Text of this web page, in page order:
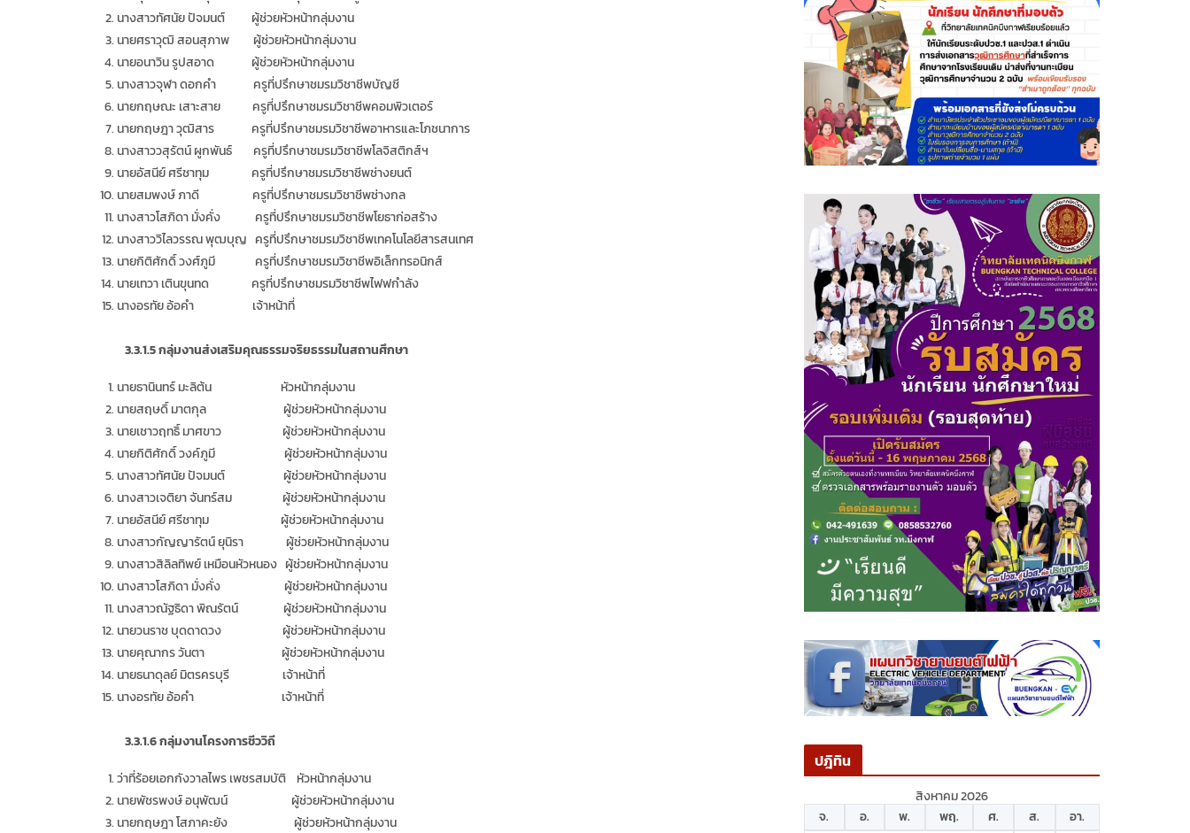
นางสาวทัศนัย ปัจมนต์ ผู้ช่วยหัวหน้ากลุ่มงาน
นายศราวุฒิ สอนสุภาพ ผู้ช่วยหัวหน้ากลุ่มงาน
นายอนาวิน รูปสอาด ผู้ช่วยหัวหน้ากลุ่มงาน
นางสาวจุฬา ดอกคำ ครูที่ปรึกษาชมรมวิชาชีพบัญชี
นายกฤษณะ เสาะสาย ครูที่ปรึกษาชมรมวิชาชีพคอมพิวเตอร์
นายกฤษฎา วุฒิสาร ครูที่ปรึกษาชมรมวิชาชีพอาหารและโภชนาการ
นางสาววสุรัตน์ ผูกพันธ์ ครูที่ปรึกษาชมรมวิชาชีพโลจิสติกส์ฯ
นายอัสนีย์ ศรีชาทุม ครูที่ปรึกษาชมรมวิชาชีพช่างยนต์
นายสมพงษ์ ภาดี ครูที่ปรึกษาชมรมวิชาชีพช่างกล
นางสาวโสภิดา มั่งคั่ง ครูที่ปรึกษาชมรมวิชาชีพโยธาก่อสร้าง
นางสาววิไลวรรณ พุฒบุญ ครูที่ปรึกษาชมรมวิชาชีพเทคโนโลยีสารสนเทศ
นายกิติศักดิ์ วงศ์ภูมี ครูที่ปรึกษาชมรมวิชาชีพอิเล็กทรอนิกส์
นายเทวา เตินขุนทด ครูที่ปรึกษาชมรมวิชาชีพไฟฟกำลัง
นางอรทัย อ้อคำ เจ้าหน้าที่
3.3.1.5กลุ่มงานส่งเสริมคุณธรรมจริยธรรมในสถานศึกษา
นายธานินทร์ มะลิต้น หัวหน้ากลุ่มงาน
นายสฤษดิ์ มาตกุล ผู้ช่วยหัวหน้ากลุ่มงาน
นายเชาวฤทธิ์ มาศขาว ผู้ช่วยหัวหน้ากลุ่มงาน
นายกิติศักดิ์ วงค์ภูมี ผู้ช่วยหัวหน้ากลุ่มงาน
นางสาวทัศนัย ปัจมนต์ ผู้ช่วยหัวหน้ากลุ่มงาน
นางสาวเจติยา จันทร์สม ผู้ช่วยหัวหน้ากลุ่มงาน
นายอัสนีย์ ศรีชาทุม ผู้ช่วยหัวหน้ากลุ่มงาน
นางสาวกัญญารัตน์ ยุนิรา ผู้ช่วยหัวหน้ากลุ่มงาน
นางสาวสิลิลทิพย์ เหมือนหัวหนอง ผู้ช่วยหัวหน้ากลุ่มงาน
นางสาวโสภิดา มั่งคั่ง ผู้ช่วยหัวหน้ากลุ่มงาน
นางสาวณัฐธิดา พิณรัตน์ ผู้ช่วยหัวหน้ากลุ่มงาน
นายวนราช บุดดาดวง ผู้ช่วยหัวหน้ากลุ่มงาน
นายคุณากร วันตา ผู้ช่วยหัวหน้ากลุ่มงาน
นายธนาดุลย์ มิตรครบุรี เจ้าหน้าที่
นางอรทัย อ้อคำ เจ้าหน้าที่
3.3.1.6กลุ่มงานโครงการชีววิถี
ว่าที่ร้อยเอกกังวาลไพร เพชรสมบัติ หัวหน้ากลุ่มงาน
นายพัชรพงษ์ อนุพัฒน์ ผู้ช่วยหัวหน้ากลุ่มงาน
นายกฤษฎา โสภาคะยัง ผู้ช่วยหัวหน้ากลุ่มงาน
ปฎิทิน
สิงหาคม 2026
จ.
อ. พ. พฤ. ศ. ส.
อา.